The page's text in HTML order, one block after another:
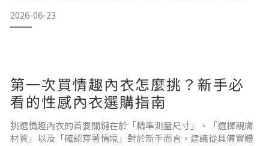
而是罩杯版型
鋼圈結構
為選擇適合自己的蕾絲內衣的關鍵 ＿＿PART 01 : 蕾絲的工藝分
為三大類型Stretch Lace | 彈性蕾絲
通常成分會混:
* Spandex 彈性纖維
* Elastane 彈性纖維
2026-06-23
第一次買情趣內衣怎麼挑？新手必
看的性感內衣選購指南
挑選情趣內衣的首要關鍵在於「精準測量尺寸」、「選擇親膚
材質」以及「確認穿著情境」對於新手而言，建議從具備實體